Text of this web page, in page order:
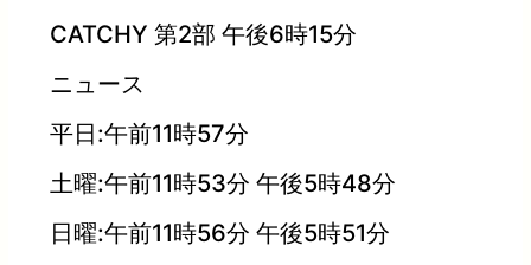
CATCHY 第2部 午後6時15分
ニュース
平日:午前11時57分
土曜:午前11時53分 午後5時48分
日曜:午前11時56分 午後5時51分